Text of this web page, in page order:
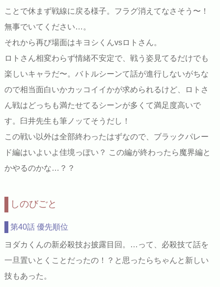
ことで休まず戦線に戻る様子。フラグ消えてなさそう〜！
無事でいてください…。
それから再び場面はキヨシくんvsロトさん。
ロトさん相変わらず情緒不安定で、戦う姿見てるだけでも
楽しいキャラだ〜。バトルシーンて話が進行しないがちな
ので相当面白いかカッコイイかが求められるけど、ロトさ
ん戦はどっちも満たせてるシーンが多くて満足度高いで
す。臼井先生も筆ノッてそうだし！
この戦い以外は全部終わったはずなので、ブラックパレー
ド編はいよいよ佳境っぽい？ この編が終わったら魔界編と
かやるのかな…？？
しのびごと
第40話 優先順位
ヨダカくんの新必殺技お披露目回。…って、必殺技て話を
一旦置いとくことだったの！？と思ったらちゃんと新しい
技もあった。